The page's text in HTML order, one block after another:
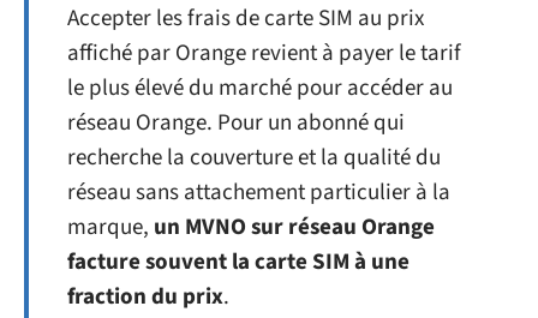
Accepter les frais de carte SIM au prix
affiché par Orange revient à payer le tarif
le plus élevé du marché pour accéder au
réseau Orange. Pour un abonné qui
recherche la couverture et la qualité du
réseau sans attachement particulier à la
marque, un MVNO sur réseau Orange
facture souvent la carte SIM à une
fraction du prix.